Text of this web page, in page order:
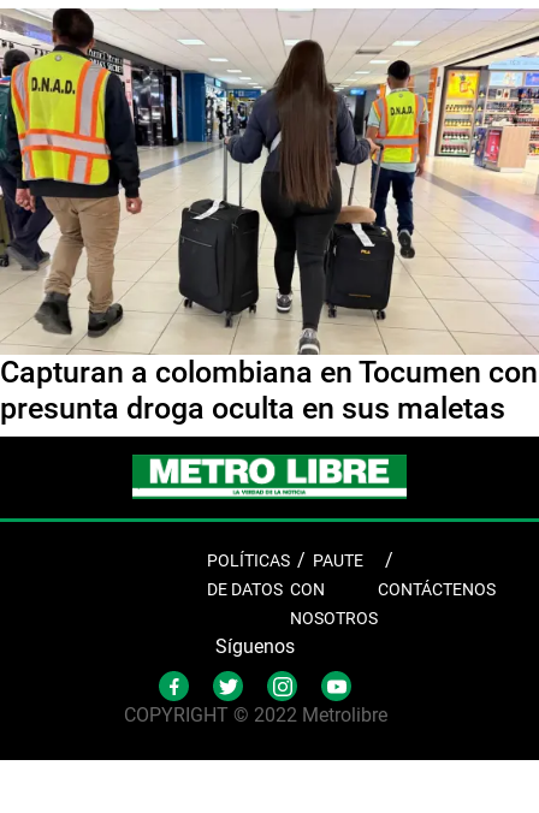
Capturan a colombiana en Tocumen con
presunta droga oculta en sus maletas
POLÍTICAS
DE DATOS
PAUTE
CON
NOSOTROS
CONTÁCTENOS
Síguenos
COPYRIGHT © 2022 Metrolibre